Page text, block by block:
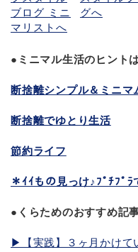
●ミニマル生活のヒント
断捨離シンプル＆ミニマ
断捨離でゆとり生活
節約ライフ
＊ｲｲもの見っけ♪ﾌﾟﾁﾌﾟﾗ
●くらためのおすすめ記
▶︎【実践】３ヶ月かけて